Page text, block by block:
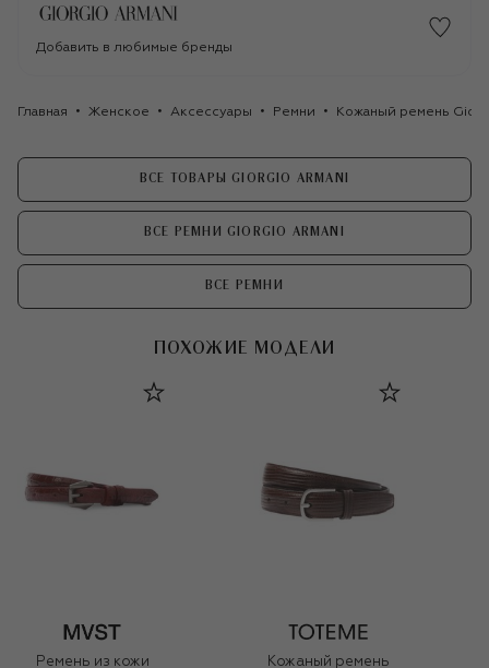
Добавить в любимые бренды
Главная Женское Аксессуары Ремни Кожаный ремень
ВСЕ ТОВАРЫ GIORGIO ARMANI
ВСЕ РЕМНИ GIORGIO ARMANI
ВСЕ РЕМНИ
ПОХОЖИЕ МОДЕЛИ
Ремень из кожи Кожаный ремень